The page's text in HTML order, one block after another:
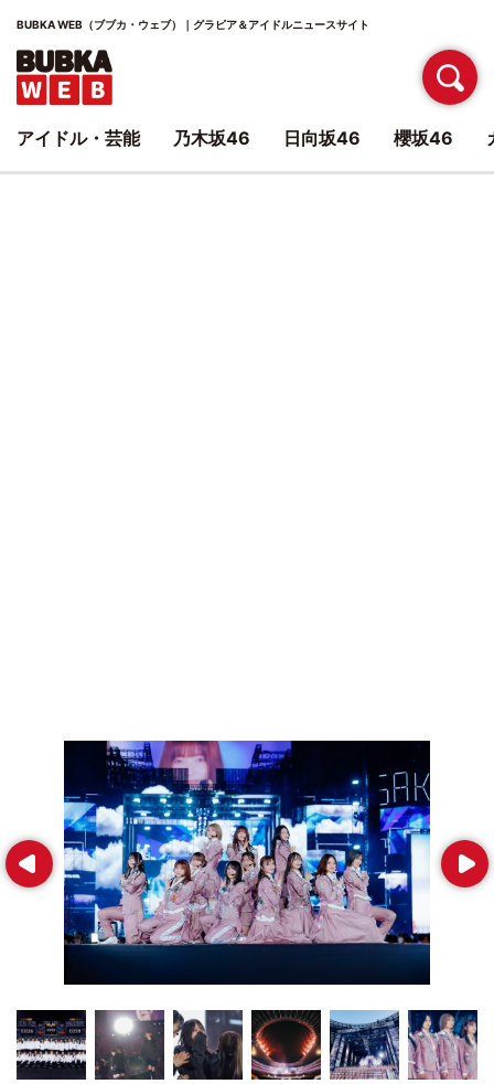
BUBKA WEB（ブブカ・ウェブ）｜グラビア＆アイドルニュースサイト
Prev Next
アイドル・芸能 乃木坂46 日向坂46 櫻坂46